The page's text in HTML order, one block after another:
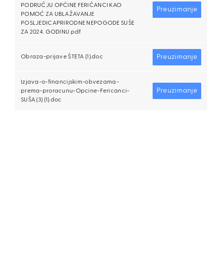
PODRUČJU OPĆINE FERIČANCI KAO
POMOĆ ZA UBLAŽAVANJE
POSLJEDICAPRIRODNE NEPOGODE SUŠE
ZA 2024. GODINU.pdf
Preuzimanje
Obraza-prijave ŠTETA (1).doc Preuzimanje
Izjava-o-financijskim-obvezama-
prema-proracunu-Opcine-Fericanci-
SUŠA (3) (1).doc
Preuzimanje